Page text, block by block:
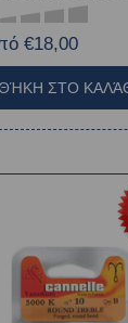
€18,00